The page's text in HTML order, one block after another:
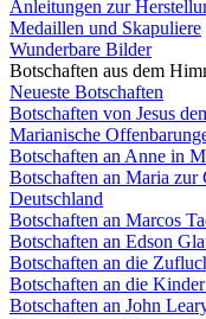
Anleitungen zur
Medaillen und Skapuliere
Wunderbare Bilder
Botschaften aus dem
Neueste Botschaften
Botschaften von Jesus
Marianische
Botschaften an Anne in
Botschaften an Maria zur
Deutschland
Botschaften an Marcos
Botschaften an Edson
Botschaften an die
Botschaften an die
Botschaften an John